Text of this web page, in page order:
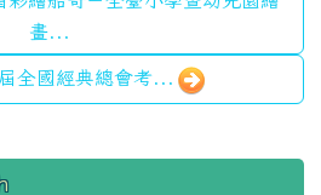
畫...
全國經典總會考...